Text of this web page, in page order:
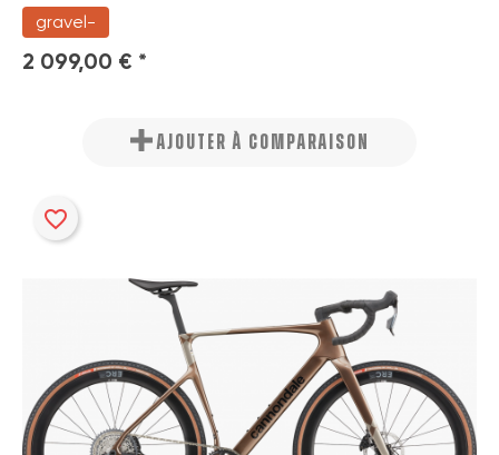
gravel-
2 099,00 € *
AJOUTER À COMPARAISON
favorite_border